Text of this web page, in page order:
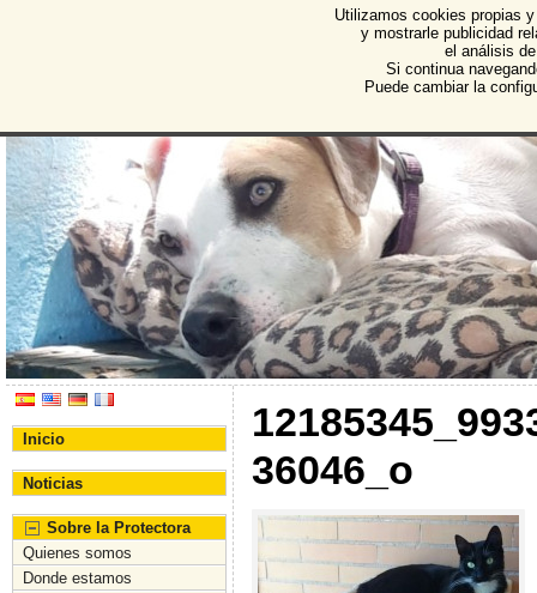
Protectora de Animales
Asociación Protectora de Animales y Plantas de
Inicio
Noticias
Sobre la Protectora
Quienes somos
Donde estamos
36046_o
Utilizamos cookies propias
y mostrarle publicidad
el análisis
Si continua
Puede cambiar la